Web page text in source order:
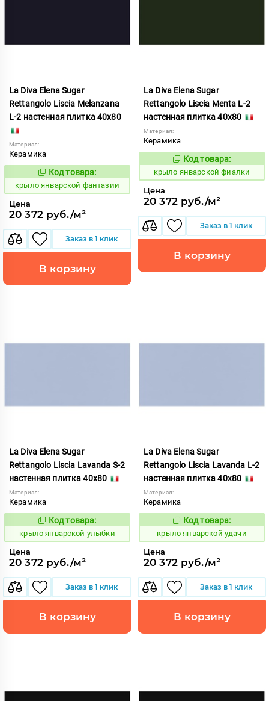
La Diva Elena Sugar
Rettangolo Liscia Melanzana
L-2 настенная плитка 40x80
Материал:
Керамика
843487
Код товара:
крыло январской фантазии
Цена
20 372 руб./м²
Заказ в 1 клик
В корзину
La Diva Elena Sugar
Rettangolo Liscia Menta L-2
настенная плитка 40x80
Материал:
Керамика
843489
Код товара:
крыло январской фиалки
Цена
20 372 руб./м²
Заказ в 1 клик
В корзину
La Diva Elena Sugar
Rettangolo Liscia Lavanda S-2
настенная плитка 40x80
Материал:
Керамика
843486
Код товара:
крыло январской улыбки
Цена
20 372 руб./м²
Заказ в 1 клик
В корзину
La Diva Elena Sugar
Rettangolo Liscia Lavanda L-2
настенная плитка 40x80
Материал:
Керамика
843485
Код товара:
крыло январской удачи
Цена
20 372 руб./м²
Заказ в 1 клик
В корзину